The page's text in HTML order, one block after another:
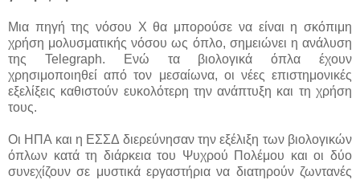
Μια πηγή της νόσου Χ θα μπορούσε να είναι η σκόπιμη
χρήση μολυσματικής νόσου ως όπλο, σημειώνει η ανάλυση
της Telegraph. Ενώ τα βιολογικά όπλα έχουν
χρησιμοποιηθεί από τον μεσαίωνα, οι νέες επιστημονικές
εξελίξεις καθιστούν ευκολότερη την ανάπτυξη και τη χρήση
τους.
Οι ΗΠΑ και η ΕΣΣΔ διερεύνησαν την εξέλιξη των βιολογικών
όπλων κατά τη διάρκεια του Ψυχρού Πολέμου και οι δύο
συνεχίζουν σε μυστικά εργαστήρια να διατηρούν ζωντανές